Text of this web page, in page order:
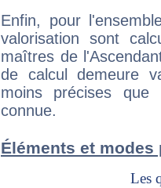
Enfin, pour
valorisation sont
maîtres de
de calcul demeure
moins précises que
connue.
Éléments et modes